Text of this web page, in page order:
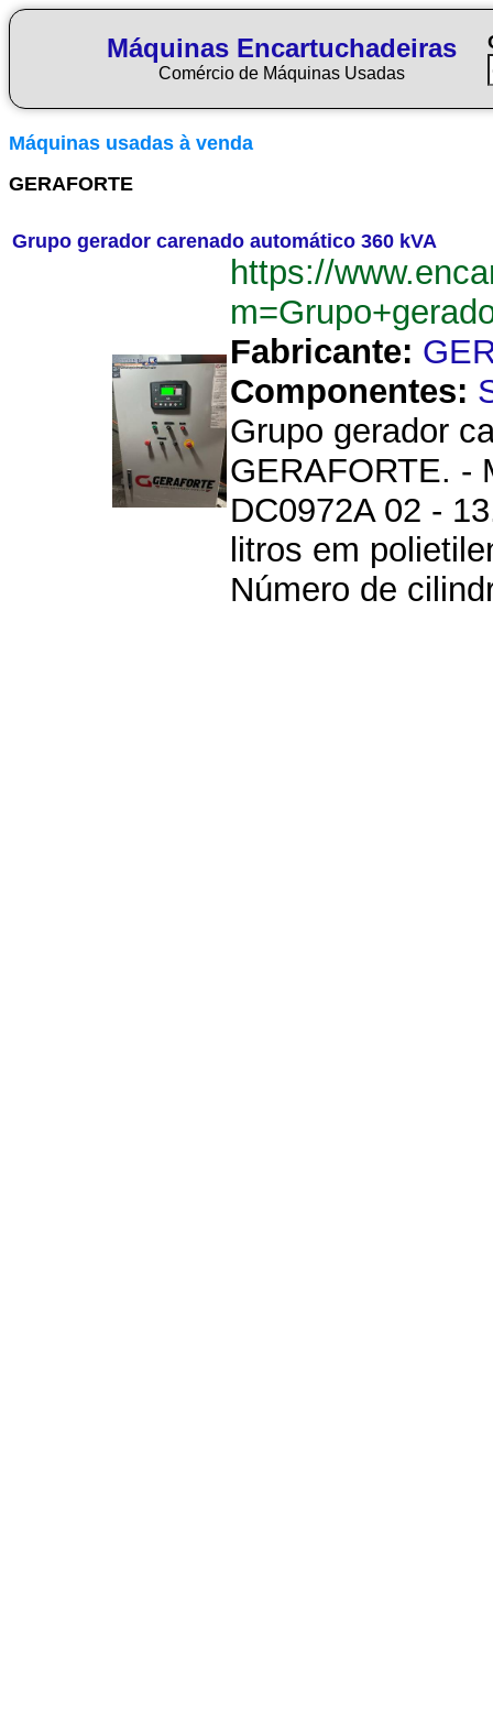
Máquinas Encartuchadeiras
Comércio de Máquinas Usadas
Máquinas usadas à venda
GERAFORTE
Grupo gerador carenado automático 360 kVA
https://
Fabricante:
Componentes:
Grupo gerador
GERAFORTE. -
DC0972A 02 -
litros em
Número de